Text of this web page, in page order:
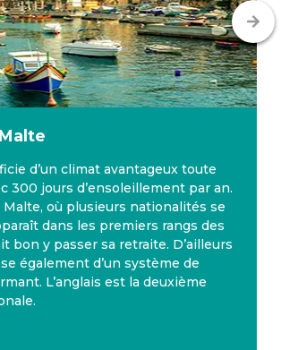
Malte
d’un climat avantageux toute
300 jours d’ensoleillement par an.
Malte, où plusieurs nationalités se
dans les premiers rangs des
bon y passer sa retraite. D’ailleurs
également d’un système de
L’anglais est la deuxième